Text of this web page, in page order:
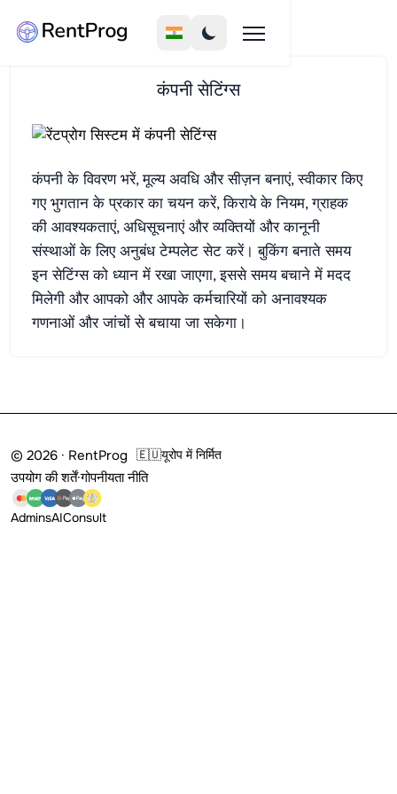
कंपनी सेटिंग्स
कंपनी के विवरण भरें, मूल्य अवधि और सीज़न बनाएं, स्वीकार किए
गए भुगतान के प्रकार का चयन करें, किराये के नियम, ग्राहक
की आवश्यकताएं, अधिसूचनाएं और व्यक्तियों और कानूनी
संस्थाओं के लिए अनुबंध टेम्पलेट सेट करें। बुकिंग बनाते समय
इन सेटिंग्स को ध्यान में रखा जाएगा, इससे समय बचाने में मदद
मिलेगी और आपको और आपके कर्मचारियों को अनावश्यक
गणनाओं और जांचों से बचाया जा सकेगा।
© 2026 · RentProg 🇪🇺यूरोप में निर्मित
उपयोग की शर्तें·गोपनीयता नीति
AdminsAIConsult